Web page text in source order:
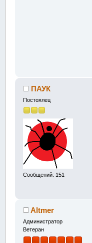
ПАУК
Постоялец
Сообщений: 151
Altmer
Администратор
Ветеран